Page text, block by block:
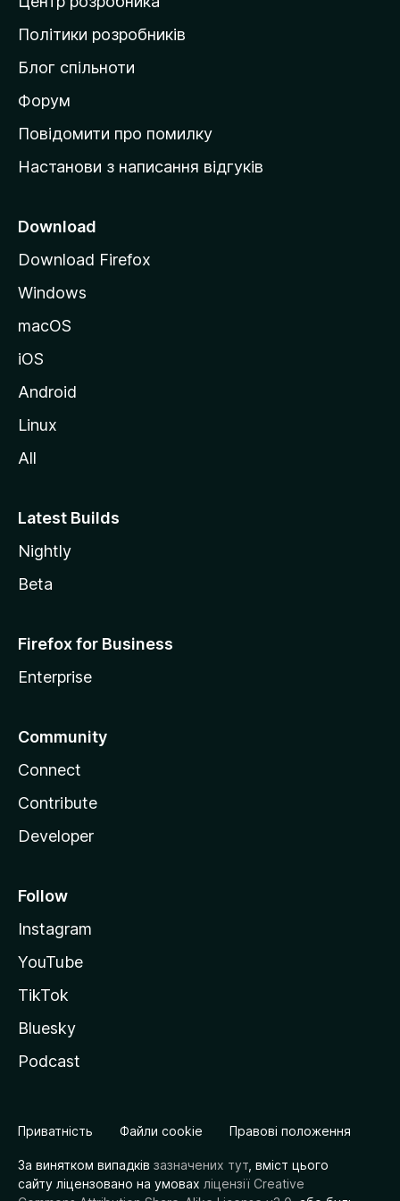
д
о
і
в
к
M
z
l
l
Політики розробників
Блог спільноти
Форум
Повідомити про помилку
Настанови з написання відгуків
Download
Download Firefox
Windows
macOS
iOS
Android
Linux
All
Latest Builds
Nightly
Beta
Firefox for Business
Enterprise
Community
Connect
Contribute
Developer
Follow
Instagram
YouTube
TikTok
Bluesky
Podcast
Приватність Файли cookie Правові положення
За винятком випадків зазначених тут , вміст цього
сайту ліцензовано на умовах ліцензії Creative